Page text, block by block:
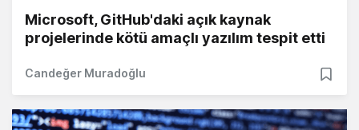
Microsoft, GitHub'daki açık kaynak
projelerinde kötü amaçlı yazılım tespit etti
Candeğer Muradoğlu